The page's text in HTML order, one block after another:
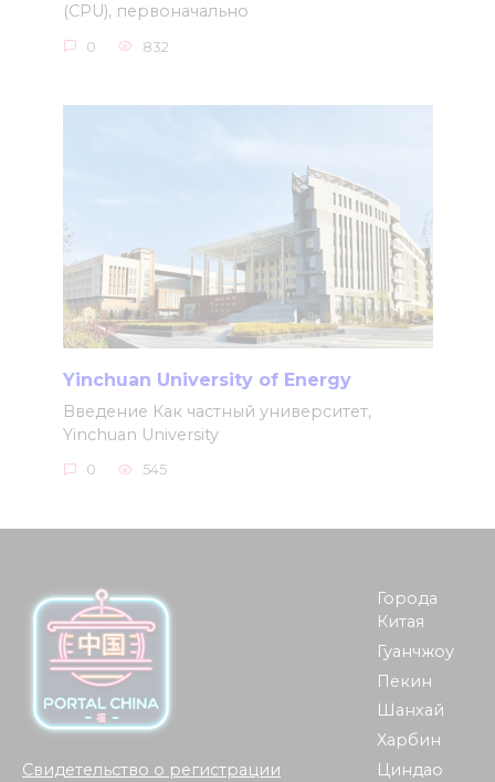
(CPU), первоначально
0 832
Yinchuan University of Energy
Введение Как частный университет,
Yinchuan University
0 545
Свидетельство о регистрации
Города
Китая
Гуанчжоу
Пекин
Шанхай
Харбин
Циндао